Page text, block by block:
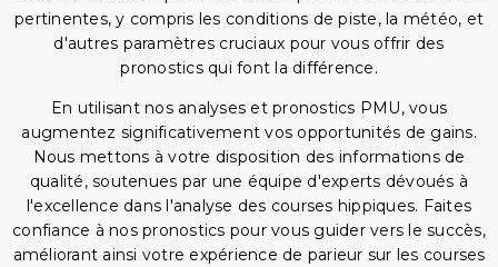
pertinentes, y compris les conditions de piste, la météo, et
d'autres paramètres cruciaux pour vous offrir des
pronostics qui font la différence.
En utilisant nos analyses et pronostics PMU, vous
augmentez significativement vos opportunités de gains.
Nous mettons à votre disposition des informations de
qualité, soutenues par une équipe d'experts dévoués à
l'excellence dans l'analyse des courses hippiques. Faites
confiance à nos pronostics pour vous guider vers le succès,
améliorant ainsi votre expérience de parieur sur les courses